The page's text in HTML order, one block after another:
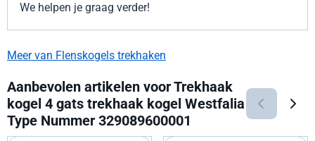
We helpen je graag verder!
Meer van Flenskogels trekhaken
Aanbevolen artikelen voorTrekhaak
kogel 4 gats trekhaak kogel Westfalia
Type Nummer 329089600001